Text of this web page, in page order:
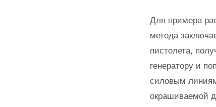
Для примера
метода
пистолета,
генератору и
силовым
окрашиваемой